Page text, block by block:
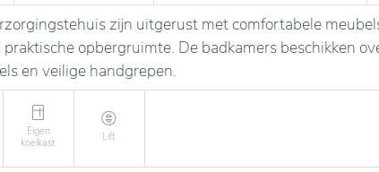
zijn uitgerust met comfortabele
opbergruimte. De badkamers beschikken
en veilige handgrepen.
Eigen
koelkast
Lift